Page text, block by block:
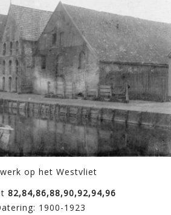
op het Westvliet
82,84,86,88,90,92,94,96
1900-1923